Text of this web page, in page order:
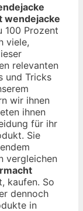
wendejacke
100 Prozent
viele,
relevanten
und Tricks
wir ihnen
ihnen
für ihr
Sie
vergleichen
kaufen. So
dennoch
in